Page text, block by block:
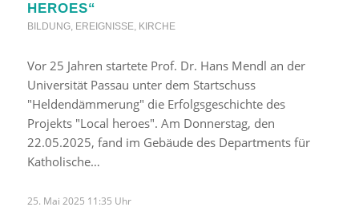
HEROES“
BILDUNG, EREIGNISSE, KIRCHE
Vor 25 Jahren startete Prof. Dr. Hans Mendl an der
Universität Passau unter dem Startschuss
"Heldendämmerung" die Erfolgsgeschichte des
Projekts "Local heroes". Am Donnerstag, den
22.05.2025, fand im Gebäude des Departments für
Katholische…
25. Mai 2025 11:35 Uhr